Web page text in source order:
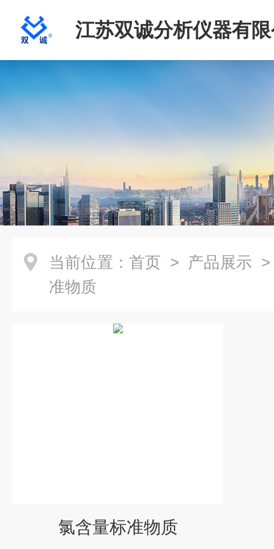
江苏双诚分析仪器有
当前位置： 首页 > 产品展示
准物质
氯含量标准物质